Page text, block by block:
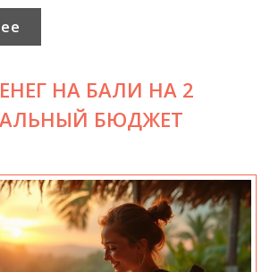
это не финальная сумма, и на что
краткого морского маршрута.
попробовать такой отпуск.
НА БАЛИ НА 2
БЮДЖЕТ